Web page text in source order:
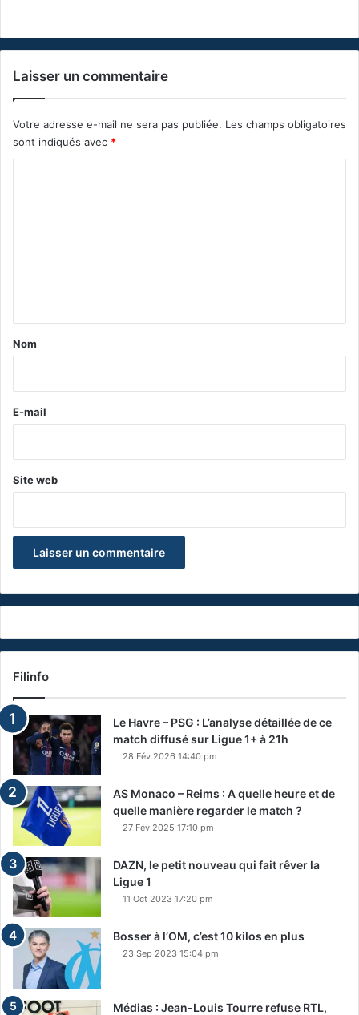
Laisser un commentaire
Votre adresse e-mail ne sera pas publiée. Les champs obligatoires
sont indiqués avec *
a
e
Nom
E-mail
Site web
Filinfo
Le Havre – PSG : L’analyse détaillée de ce
match diffusé sur Ligue 1+ à 21h
28 Fév 2026 14:40 pm
AS Monaco – Reims : A quelle heure et de
quelle manière regarder le match ?
27 Fév 2025 17:10 pm
DAZN, le petit nouveau qui fait rêver la
Ligue 1
11 Oct 2023 17:20 pm
Bosser à l’OM, c’est 10 kilos en plus
23 Sep 2023 15:04 pm
Médias : Jean-Louis Tourre refuse RTL,